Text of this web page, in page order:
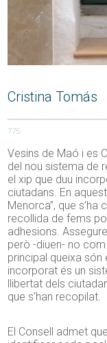
Cristina Tomás
775
Vesins de Maó i es
del nou sistema de
el xip que duu
ciutadans. En
Menorca”, que
recollida de fems
adhesions.
però -diuen- no
principal queixa són
incorporat és un
llibertat dels
que s’han recopilat.
El Consell admet